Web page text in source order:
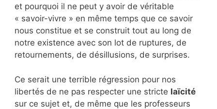
et pourquoi il ne peut y avoir de véritable
« savoir-vivre » en même temps que ce savoir
nous constitue et se construit tout au long de
notre existence avec son lot de ruptures, de
retournements, de désillusions, de surprises.
Ce serait une terrible régression pour nos
libertés de ne pas respecter une stricte laïcité
sur ce sujet et, de même que les professeurs